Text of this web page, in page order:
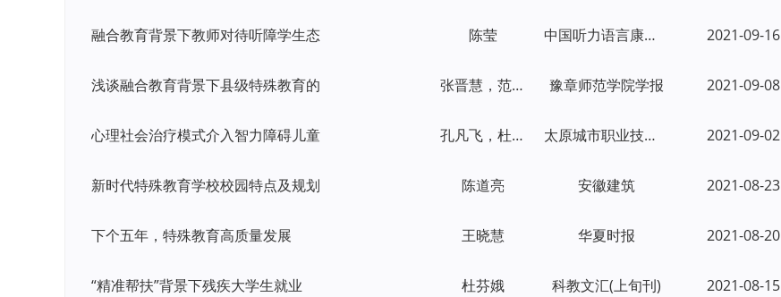
融合教育背景下教师对待听障学生态 陈莹 中国听力语言康复科学杂志 2021-09-16
浅谈融合教育背景下县级特殊教育的 张晋慧，范丽娟 豫章师范学院学报 2021-09-08
心理社会治疗模式介入智力障碍儿童 孔凡飞，杜玉萍 太原城市职业技术学院学报 2021-09-02
新时代特殊教育学校校园特点及规划 陈道亮 安徽建筑 2021-08-23
下个五年，特殊教育高质量发展 王晓慧 华夏时报 2021-08-20
“精准帮扶”背景下残疾大学生就业 杜芬娥 科教文汇(上旬刊) 2021-08-15